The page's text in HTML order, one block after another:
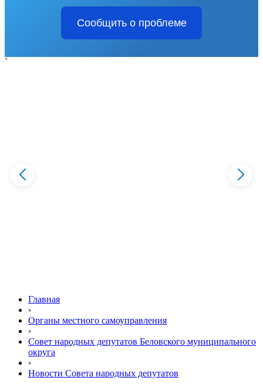
Сообщить о проблеме
`
Главная
›
Органы местного самоуправления
›
Совет народных депутатов Беловского муниципального
округа
›
Новости Совета народных депутатов